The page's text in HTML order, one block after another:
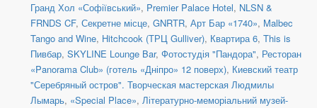
Гранд Хол «Софіївський», Premier Palace Hotel, NLSN &
FRNDS CF, Секретне місце, GNRTR, Арт Бар «1740», Malbec
Tango and Wine, Hitchcook (ТРЦ Gulliver), Квартира 6, This is
Пивбар, SKYLINE Lounge Bar, Фотостудія "Пандора", Ресторан
«Panorama Club» (готель «Дніпро» 12 поверх), Киевский театр
"Серебряный остров". Творческая мастерская Людмилы
Лымарь, «Special Place», Літературно-меморіальний музей-